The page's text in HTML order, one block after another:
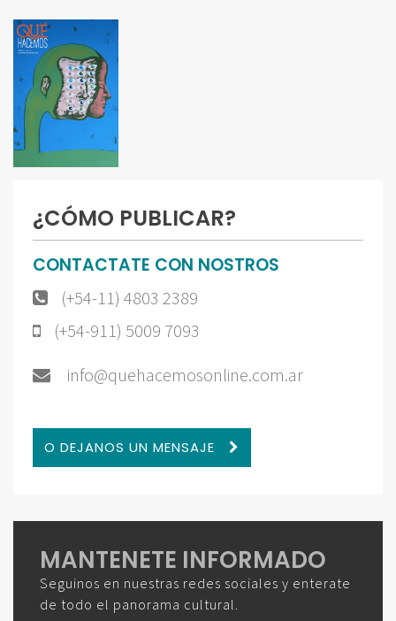
¿CÓMO PUBLICAR?
CONTACTATE CON NOSTROS
(+54-11) 4803 2389
(+54-911) 5009 7093
info@quehacemosonline.com.ar
O DEJANOS UN MENSAJE
MANTENETE INFORMADO
Seguinos en nuestras redes sociales y enterate
de todo el panorama cultural.